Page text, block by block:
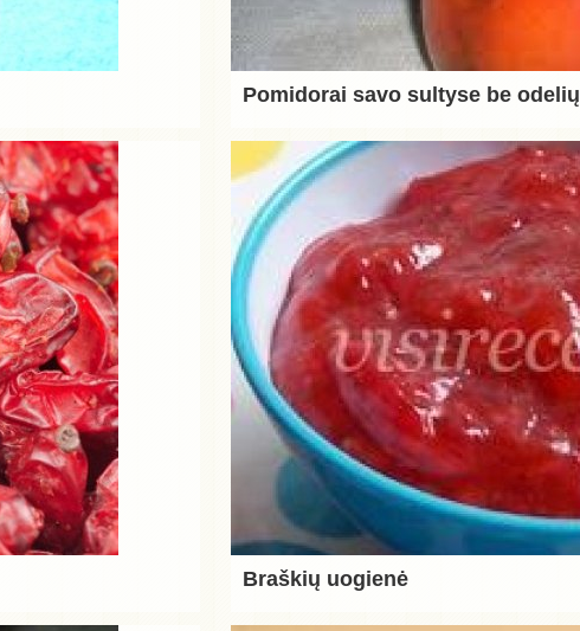
Pomidorai savo sultyse be odelių
Braškių uogienė